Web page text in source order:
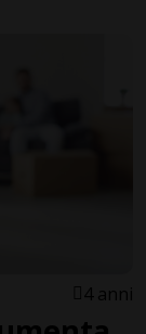
4 anni